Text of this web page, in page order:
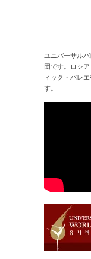
ユニバーサル
団です。ロシ
ィック・バレ
す。